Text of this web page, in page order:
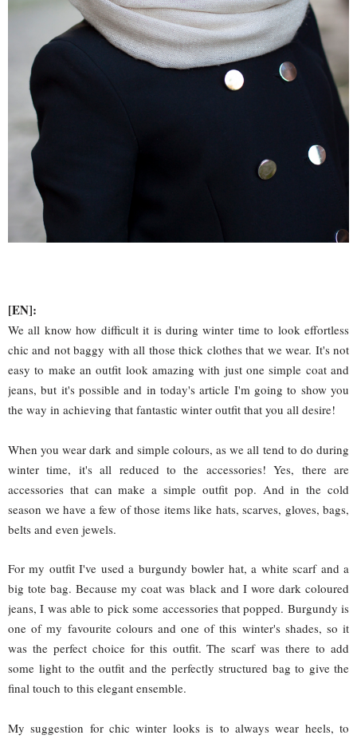
[EN]:
We all know how difficult it is during winter time to look effortless
chic and not baggy with all those thick clothes that we wear. It's not
easy to make an outfit look amazing with just one simple coat and
jeans, but it's possible and in today's article I'm going to show you
the way in achieving that fantastic winter outfit that you all desire!
When you wear dark and simple colours, as we all tend to do during
winter time, it's all reduced to the accessories! Yes, there are
accessories that can make a simple outfit pop. And in the cold
season we have a few of those items like hats, scarves, gloves, bags,
belts and even jewels.
For my outfit I've used a burgundy bowler hat, a white scarf and a
big tote bag. Because my coat was black and I wore dark coloured
jeans, I was able to pick some accessories that popped. Burgundy is
one of my favourite colours and one of this winter's shades, so it
was the perfect choice for this outfit. The scarf was there to add
some light to the outfit and the perfectly structured bag to give the
final touch to this elegant ensemble.
My suggestion for chic winter looks is to always wear heels, to